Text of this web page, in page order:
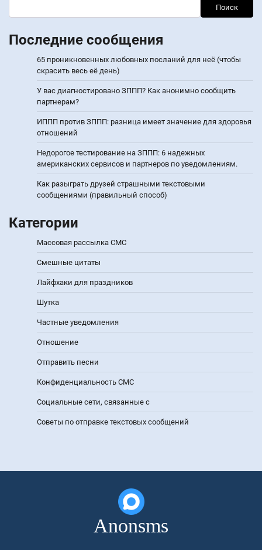
Поиск
Последние сообщения
65 проникновенных любовных посланий для неё (чтобы
скрасить весь её день)
У вас диагностировано ЗППП? Как анонимно сообщить
партнерам?
ИППП против ЗППП: разница имеет значение для здоровья
отношений
Недорогое тестирование на ЗППП: 6 надежных
американских сервисов и партнеров по уведомлениям.
Как разыграть друзей страшными текстовыми
сообщениями (правильный способ)
Категории
Массовая рассылка СМС
Смешные цитаты
Лайфхаки для праздников
Шутка
Частные уведомления
Отношение
Отправить песни
Конфиденциальность СМС
Социальные сети, связанные с
Советы по отправке текстовых сообщений
Anonsms